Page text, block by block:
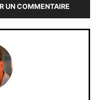
UN COMMENTAIRE